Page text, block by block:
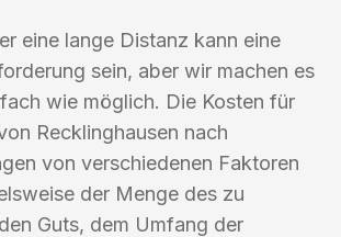
eine lange Distanz kann eine
sein, aber wir machen es
wie möglich. Die Kosten für
Recklinghausen nach
von verschiedenen Faktoren
der Menge des zu
Guts, dem Umfang der